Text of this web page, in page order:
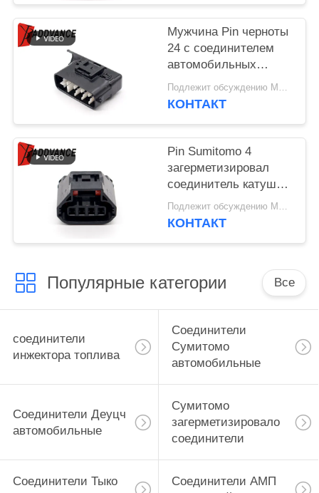
Мужчина Pin черноты
24 с соединителем
автомобильных
деталей гнезда
задней части 6188-
Подлежит обсуждению MOQ:100 БЛОКОВ
КОНТАКТ
Pin Sumitomo 4
загерметизировал
соединитель катушки
зажигания 6189-7188
для Mazda Atenza
Подлежит обсуждению MOQ:100 БЛОКОВ
КОНТАКТ
Популярные категории Все
соединители
инжектора топлива
Соединители
Сумитомо
автомобильные
Соединители Деуцч
автомобильные
Сумитомо
загерметизировало
соединители
Соединители Тыко
Соединители АМП